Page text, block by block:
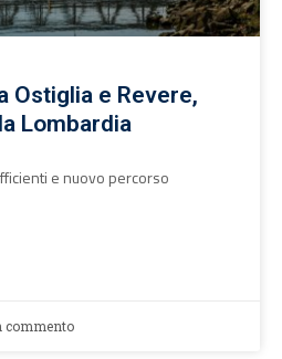
Ostiglia e Revere,
Lombardia
e nuovo percorso
commento